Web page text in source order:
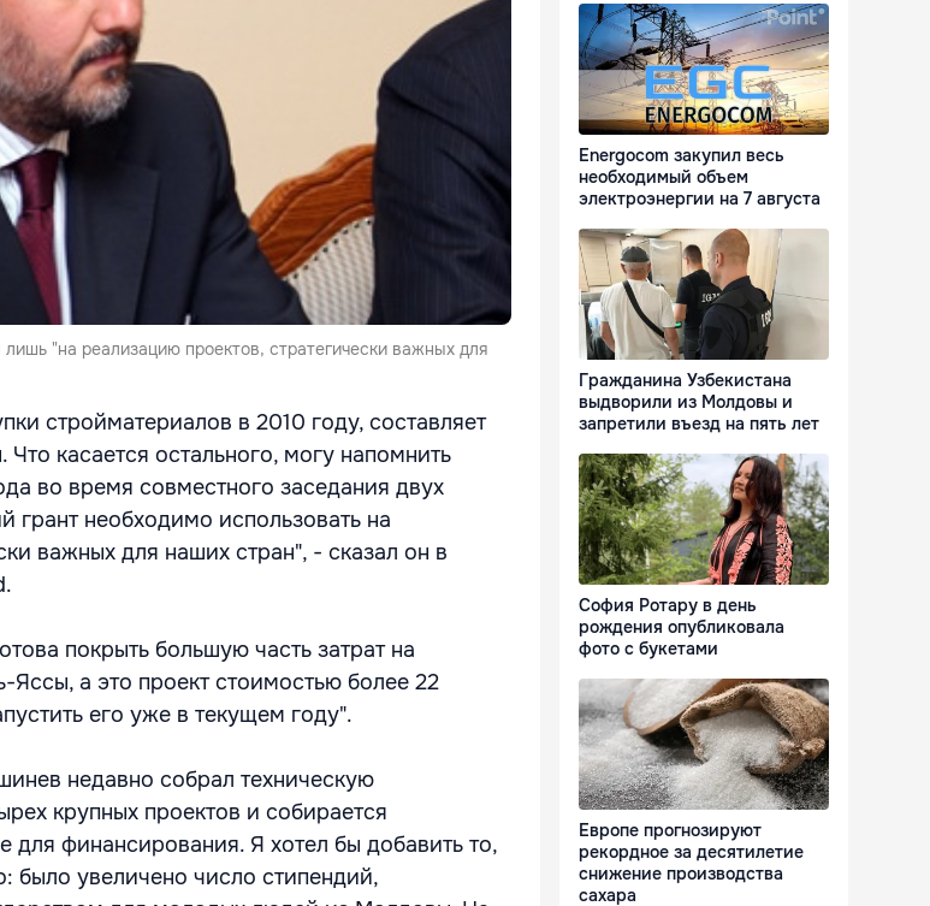
"на реализацию проектов, стратегически важных для
стройматериалов в 2010 году, составляет
касается остального, могу напомнить
во время совместного заседания двух
грант необходимо использовать на
важных для наших стран", - сказал он в
покрыть большую часть затрат на
Яссы, а это проект стоимостью более 22
его уже в текущем году".
недавно собрал техническую
крупных проектов и собирается
для финансирования. Я хотел бы добавить то,
увеличено число стипендий,
Energocom закупил весь
необходимый объем
электроэнергии на 7 августа
Гражданина Узбекистана
выдворили из Молдовы и
запретили въезд на пять лет
София Ротару в день
рождения опубликовала
фото с букетами
Европе прогнозируют
рекордное за десятилетие
снижение производства
сахара